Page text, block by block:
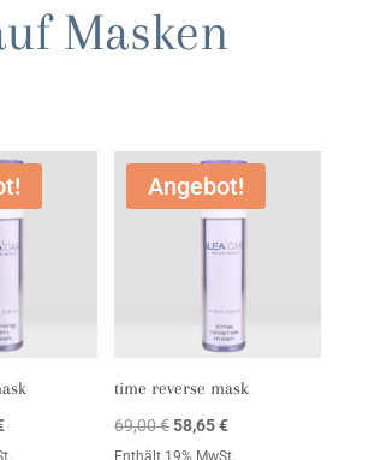
Masken
Aktueller
Preis
Angebot!
time reverse mask
69,00€Ursprünglicher
Preis
58,65€Aktueller
Preis
Enthält 19% MwSt.